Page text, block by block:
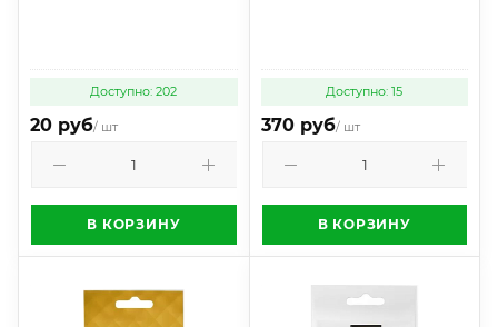
Доступно: 202
20 руб/ шт
В КОРЗИНУ
Доступно: 15
370 руб/ шт
В КОРЗИНУ